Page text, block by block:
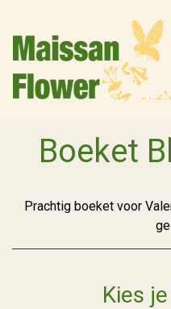
Boeket
Prachtig boeket voor
Kies